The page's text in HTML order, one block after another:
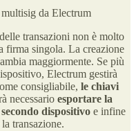
da Electrum
transazioni non è molto
firma singola. La creazione
maggiormente. Se più
Electrum gestirà
consigliabile, le chiavi
necessario esportare la
dispositivo e infine
transazione.